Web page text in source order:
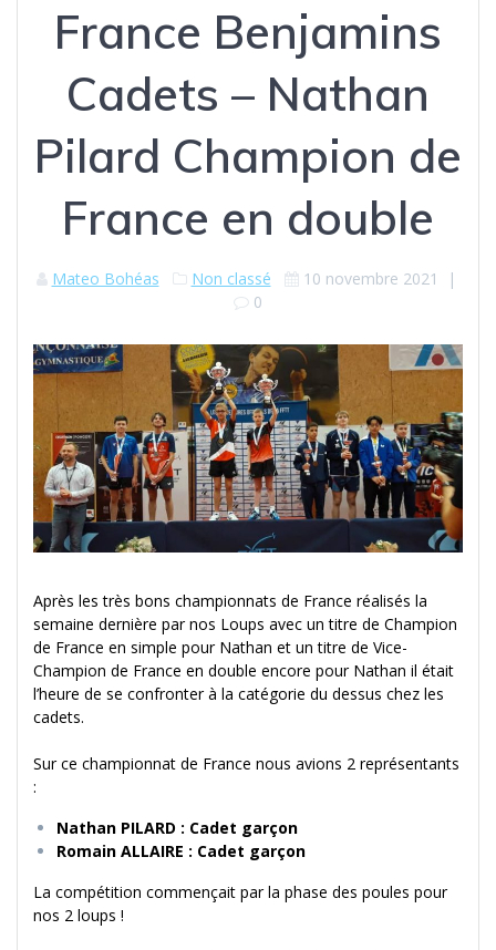
France Benjamins
Cadets – Nathan
Pilard Champion de
France en double
Mateo Bohéas Non classé 10 novembre 2021
|
0
Après les très bons championnats de France réalisés la
semaine dernière par nos Loups avec un titre de Champion
de France en simple pour Nathan et un titre de Vice-
Champion de France en double encore pour Nathan il était
l’heure de se confronter à la catégorie du dessus chez les
cadets.
Sur ce championnat de France nous avions 2 représentants
:
Nathan PILARD : Cadet garçon
Romain ALLAIRE : Cadet garçon
La compétition commençait par la phase des poules pour
nos 2 loups !